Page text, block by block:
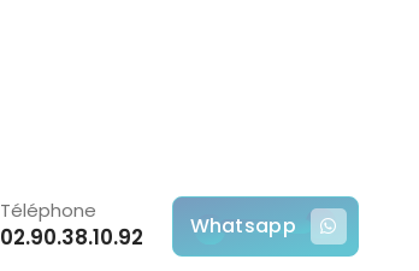
Téléphone
02.90.38.10.92 Whatsapp